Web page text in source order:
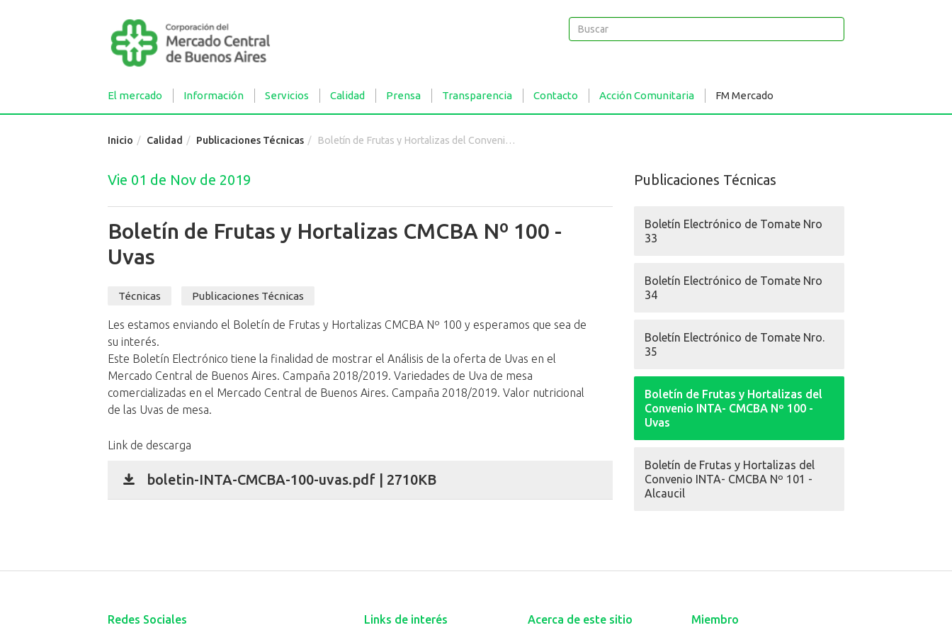
Buscar
Buscar
El mercado Información Servicios Calidad Prensa Transparencia Contacto Acción Comunitaria FM Mercado
Inicio Calidad Publicaciones Técnicas Boletín de Frutas y Hortalizas del Convenio INTA- CMCBA Nº 100 - Uvas
Vie 01 de Nov de 2019
Boletín de Frutas y Hortalizas CMCBA Nº 100 -
Uvas
Técnicas Publicaciones Técnicas
Les estamos enviando el Boletín de Frutas y Hortalizas CMCBA Nº 100 y esperamos que sea de
su interés.
Este Boletín Electrónico tiene la finalidad de ​mostrar el ​Análisis de la oferta de Uvas en el
Mercado Central de Buenos Aires. Campaña 2018/2019. Variedades de Uva de mesa
comercializadas en el Mercado Central de Buenos Aires. Campaña 2018/2019. Valor nutricional
de las Uvas de mesa.
Link de descarga
boletin-INTA-CMCBA-100-uvas.pdf | 2710KB
Publicaciones Técnicas
Boletín Electrónico de Tomate Nro
33
Boletín Electrónico de Tomate Nro
34
Boletín Electrónico de Tomate Nro.
35
Boletín de Frutas y Hortalizas del
Convenio INTA- CMCBA Nº 100 -
Uvas
Boletín de Frutas y Hortalizas del
Convenio INTA- CMCBA Nº 101 -
Alcaucil
Redes Sociales Links de interés Acerca de este sitio Miembro